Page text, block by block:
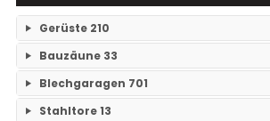
Gerüste 210
RAM- 1 Gerüst Breite 73
RAM-2 Gerüst Breite 70
Bauzäune 33
Einzelteile Bauzäune
Blechgaragen 701
Stahltore13